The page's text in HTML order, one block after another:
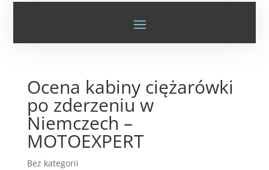
Ocena kabiny ciężarówki
po zderzeniu w
Niemczech –
MOTOEXPERT
Bez kategorii